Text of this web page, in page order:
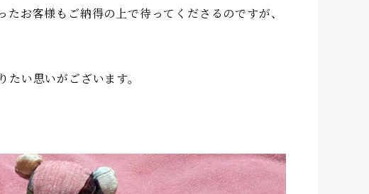
お客様もご納得の上で待ってくださるのですが、
い思いがございます。